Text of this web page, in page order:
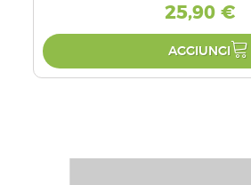
25,90 €
AGGIUNGI